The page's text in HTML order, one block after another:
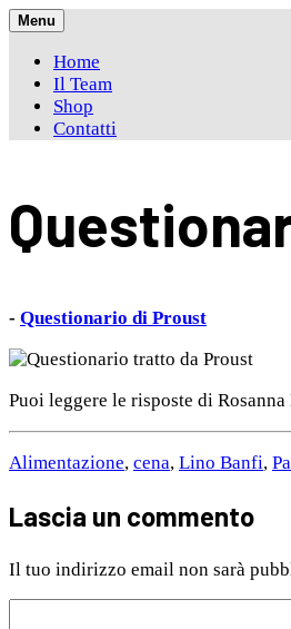
Skip
content
Menu
Home
Il Team
Shop
Contatti
- Questionario di Proust
Puoi leggere le risposte di
Alimentazione, cena, Lino Banfi,
Lascia un commento
Il tuo indirizzo email non sarà